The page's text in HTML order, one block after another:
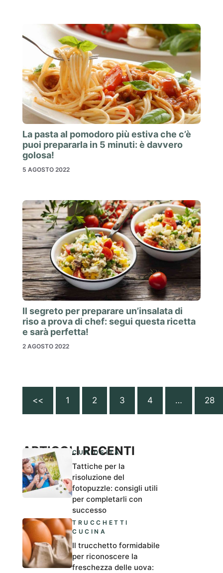
La pasta al pomodoro più estiva che c’è
puoi prepararla in 5 minuti: è davvero
golosa!
5 AGOSTO 2022
Il segreto per preparare un’insalata di
riso a prova di chef: segui questa ricetta
e sarà perfetta!
2 AGOSTO 2022
<< 1 2 3 4 … 28
ARTICOLI RECENTI
CURIOSITÀ
Tattiche per la
risoluzione del
fotopuzzle: consigli utili
per completarli con
successo
TRUCCHETTI
CUCINA
Il trucchetto formidabile
per riconoscere la
freschezza delle uova: